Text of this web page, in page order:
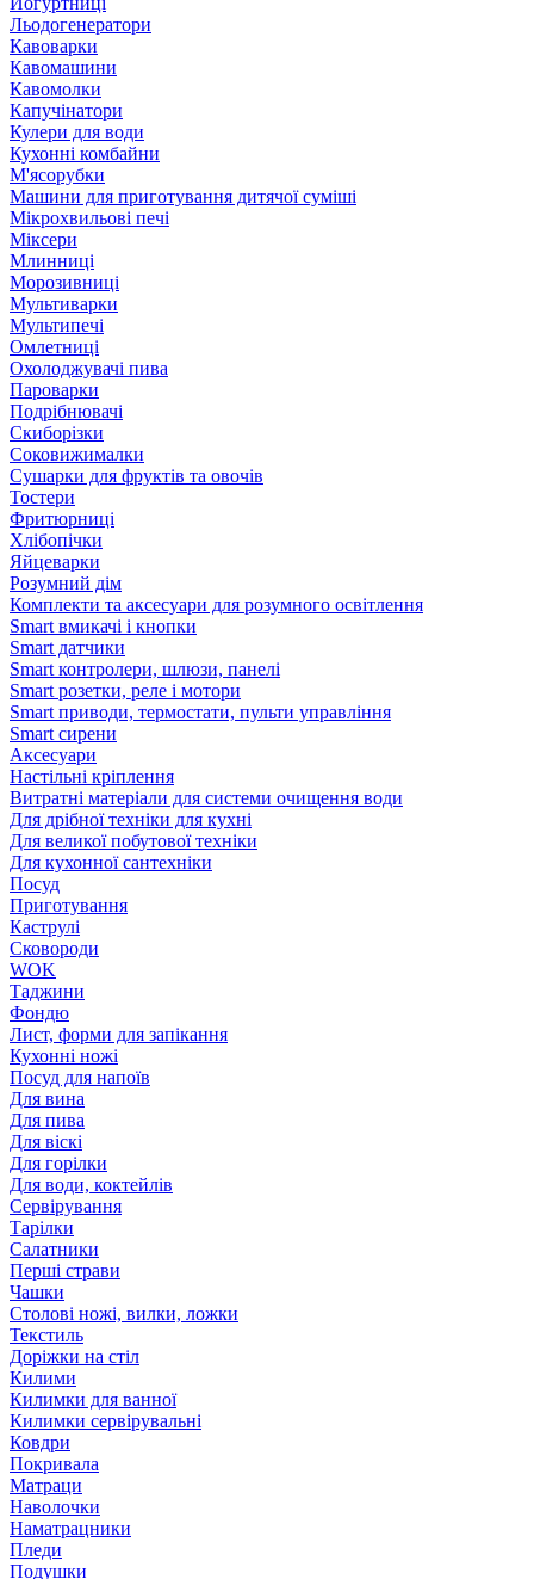
Льодогенератори
Кавоварки
Кавомашини
Кавомолки
Капучінатори
Кулери для води
Кухонні комбайни
М'ясорубки
Машини для приготування дитячої суміші
Мікрохвильові печі
Міксери
Млинниці
Морозивниці
Мультиварки
Мультипечі
Омлетниці
Охолоджувачі пива
Пароварки
Подрібнювачі
Скиборізки
Соковижималки
Сушарки для фруктів та овочів
Тостери
Фритюрниці
Хлібопічки
Яйцеварки
Розумний дім
Комплекти та аксесуари для розумного освітлення
Smart вмикачі і кнопки
Smart датчики
Smart контролери, шлюзи, панелі
Smart розетки, реле і мотори
Smart приводи, термостати, пульти управління
Smart сирени
Аксесуари
Настільні кріплення
Витратні матеріали для системи очищення води
Для дрібної техніки для кухні
Для великої побутової техніки
Для кухонної сантехніки
Посуд
Приготування
Каструлі
Сковороди
WOK
Таджини
Фондю
Лист, форми для запікання
Кухонні ножі
Посуд для напоїв
Для вина
Для пива
Для віскі
Для горілки
Для води, коктейлів
Сервірування
Тарілки
Салатники
Перші страви
Чашки
Столові ножі, вилки, ложки
Текстиль
Доріжки на стіл
Килими
Килимки для ванної
Килимки сервірувальні
Ковдри
Покривала
Матраци
Наволочки
Наматрацники
Пледи
Подушки